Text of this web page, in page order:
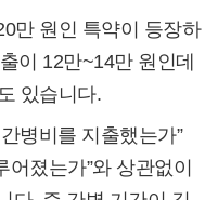
만 원인 특약이 등장하
이 12만~14만 원인데
있습니다.
병비를 지출했는가”
졌는가”와 상관없이